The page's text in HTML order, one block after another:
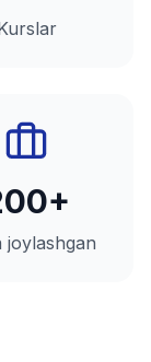
joylashgan